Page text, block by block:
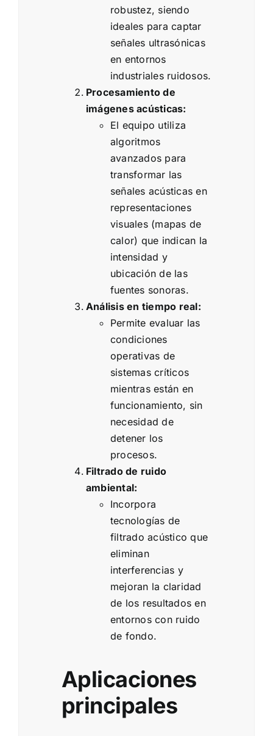
robustez, siendo
ideales para captar
señales ultrasónicas
en entornos
industriales ruidosos.
Procesamiento de
imágenes acústicas:
El equipo utiliza
algoritmos
avanzados para
transformar las
señales acústicas en
representaciones
visuales (mapas de
calor) que indican la
intensidad y
ubicación de las
fuentes sonoras.
Análisis en tiempo real:
Permite evaluar las
condiciones
operativas de
sistemas críticos
mientras están en
funcionamiento, sin
necesidad de
detener los
procesos.
Filtrado de ruido
ambiental:
Incorpora
tecnologías de
filtrado acústico que
eliminan
interferencias y
mejoran la claridad
de los resultados en
entornos con ruido
de fondo.
Aplicaciones
principales